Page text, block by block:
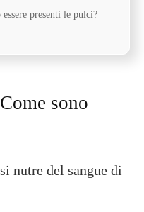
presenti le pulci?
sono
nutre del sangue di